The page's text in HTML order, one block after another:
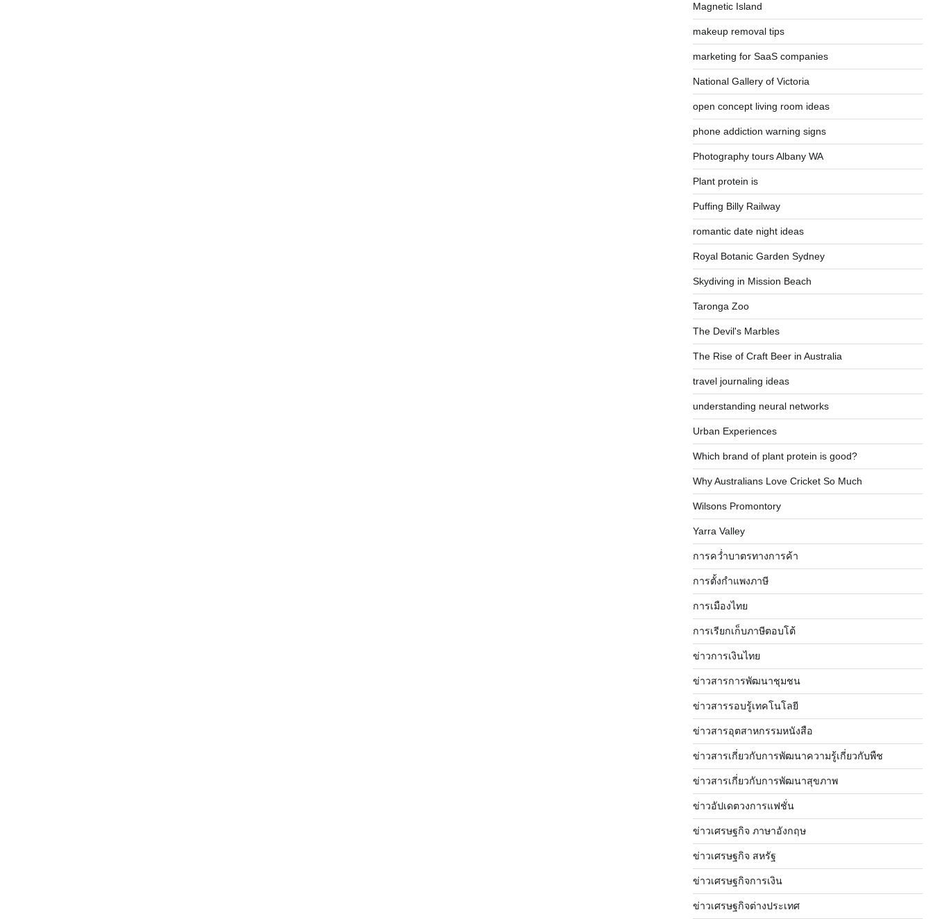
Magnetic Island
makeup removal tips
marketing for SaaS companies
National Gallery of Victoria
open concept living room ideas
phone addiction warning signs
Photography tours Albany WA
Plant protein is
Puffing Billy Railway
romantic date night ideas
Royal Botanic Garden Sydney
Skydiving in Mission Beach
Taronga Zoo
The Devil's Marbles
The Rise of Craft Beer in Australia
travel journaling ideas
understanding neural networks
Urban Experiences
Which brand of plant protein is good?
Why Australians Love Cricket So Much
Wilsons Promontory
Yarra Valley
การคว่ำบาตรทางการค้า
การตั้งกำแพงภาษี
การเมืองไทย
การเรียกเก็บภาษีตอบโต้
ข่าวการเงินไทย
ข่าวสารการพัฒนาชุมชน
ข่าวสารรอบรู้เทคโนโลยี
ข่าวสารอุตสาหกรรมหนังสือ
ข่าวสารเกี่ยวกับการพัฒนาความรู้เกี่ยวกับพืช
ข่าวสารเกี่ยวกับการพัฒนาสุขภาพ
ข่าวอัปเดตวงการแฟชั่น
ข่าวเศรษฐกิจ ภาษาอังกฤษ
ข่าวเศรษฐกิจ สหรัฐ
ข่าวเศรษฐกิจการเงิน
ข่าวเศรษฐกิจต่างประเทศ